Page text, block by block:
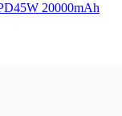
20000mAh